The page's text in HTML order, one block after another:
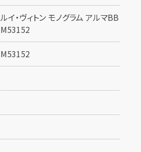
ルイ・ヴィトン モノグラム アルマBB
M53152
M53152